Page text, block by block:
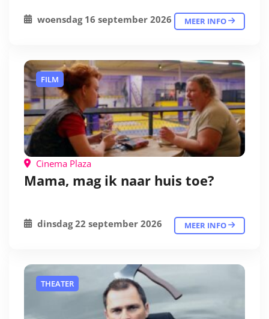
woensdag 16 september 2026 MEER INFO
FILM
Cinema Plaza
Mama, mag ik naar huis toe?
dinsdag 22 september 2026 MEER INFO
THEATER